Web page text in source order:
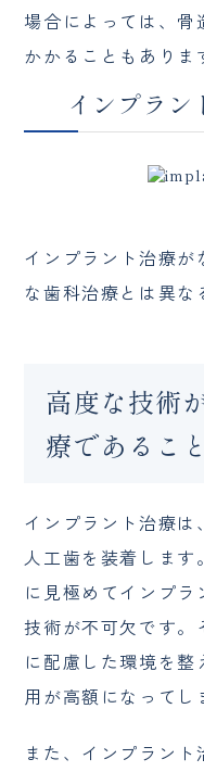
場合によっては、
かかることもありま
インプラン
インプラント治療が
な歯科治療とは異な
高度な技術
療であること
インプラント治療は
人工歯を装着します
に見極めてインプ
技術が不可欠です。
に配慮した環境を
用が高額になってし
また、インプラン